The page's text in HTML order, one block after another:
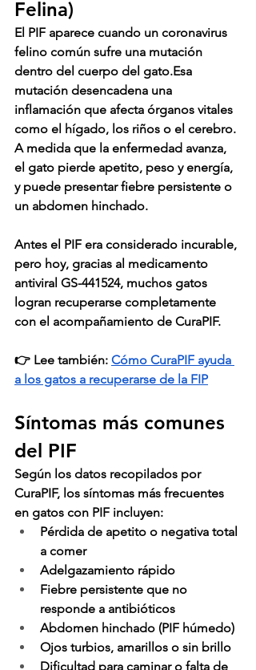
Felina)
El PIF aparece cuando un coronavirus
felino común sufre una mutación
dentro del cuerpo del gato.Esa
mutación desencadena una
inflamación que afecta órganos vitales
como el hígado, los riños o el cerebro.
A medida que la enfermedad avanza,
el gato pierde apetito, peso y energía,
y puede presentar fiebre persistente o
un abdomen hinchado.
Antes el PIF era considerado incurable,
pero hoy, gracias al medicamento
antiviral GS-441524, muchos gatos
logran recuperarse completamente
con el acompañamiento de CuraPIF.
👉 Lee también: Cómo CuraPIF ayuda
a los gatos a recuperarse de la FIP
Síntomas más comunes
del PIF
Según los datos recopilados por
CuraPIF, los síntomas más frecuentes
en gatos con PIF incluyen:
Pérdida de apetito o negativa total
a comer
Adelgazamiento rápido
Fiebre persistente que no
responde a antibióticos
Abdomen hinchado (PIF húmedo)
Ojos turbios, amarillos o sin brillo
Dificultad para caminar o falta de